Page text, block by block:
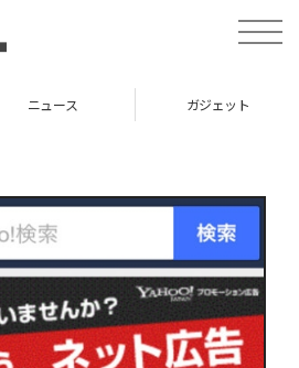
toggle
ニュース ガジェット